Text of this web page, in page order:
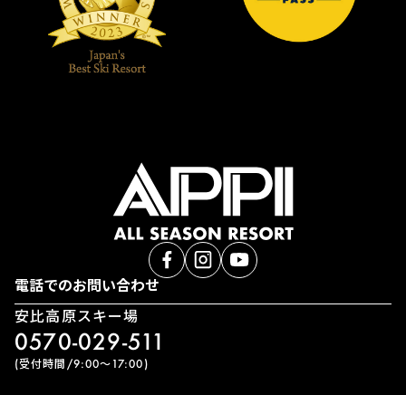
電話でのお問い合わせ
安比高原スキー場
0570-029-511
(受付時間/9:00〜17:00)